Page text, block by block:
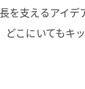
支えるアイデ
こにいてもキ